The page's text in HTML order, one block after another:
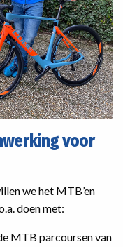
voor
we het MTB’en
doen met:
MTB parcoursen van